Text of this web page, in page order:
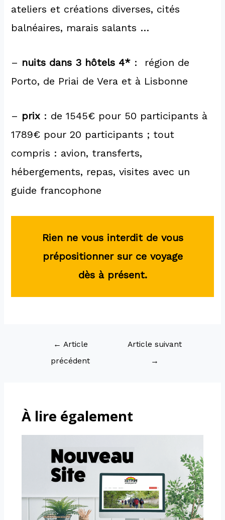
ateliers et créations diverses, cités
balnéaires, marais salants …
– nuits dans 3 hôtels 4* : région de
Porto, de Priai de Vera et à Lisbonne
– prix : de 1545€ pour 50 participants à
1789€ pour 20 participants ; tout
compris : avion, transferts,
hébergements, repas, visites avec un
guide francophone
Rien ne vous interdit de vous
prépositionner sur ce voyage
dès à présent.
← Article
précédent
Article suivant
→
À lire également